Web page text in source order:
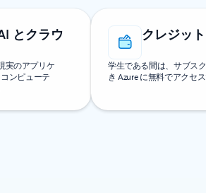
とクラウ
実のアプリケ
ンピューテ
クレジッ
学生である間は、サブス
き Azure に無料でアクセス